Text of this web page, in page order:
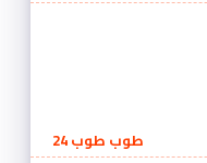
طوب طوب 24